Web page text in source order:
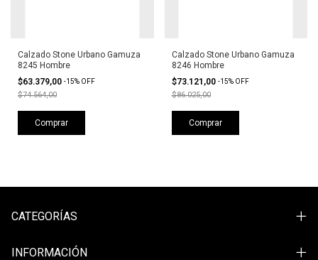
Calzado Stone Urbano Gamuza
8245 Hombre
$63.379,00 -15% OFF
$74.564,00
Comprar
Calzado Stone Urbano Gamuza
8246 Hombre
$73.121,00 -15% OFF
$86.025,00
Comprar
CATEGORÍAS
INFORMACIÓN